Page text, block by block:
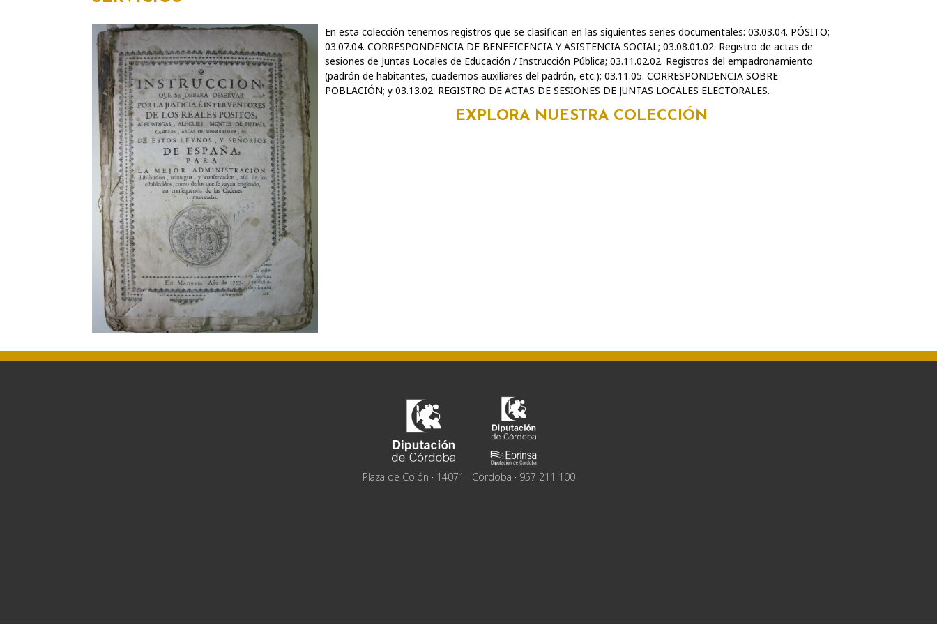
En esta colección tenemos registros que se clasifican en las siguientes series documentales: 03.03.04. PÓSITO;
03.07.04. CORRESPONDENCIA DE BENEFICENCIA Y ASISTENCIA SOCIAL; 03.08.01.02. Registro de actas de
sesiones de Juntas Locales de Educación / Instrucción Pública; 03.11.02.02. Registros del empadronamiento
(padrón de habitantes, cuadernos auxiliares del padrón, etc.); 03.11.05. CORRESPONDENCIA SOBRE
POBLACIÓN; y 03.13.02. REGISTRO DE ACTAS DE SESIONES DE JUNTAS LOCALES ELECTORALES.
EXPLORA NUESTRA COLECCIÓN
Plaza de Colón · 14071 · Córdoba · 957 211 100